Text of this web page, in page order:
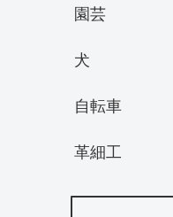
園芸
犬
自転車
革細工